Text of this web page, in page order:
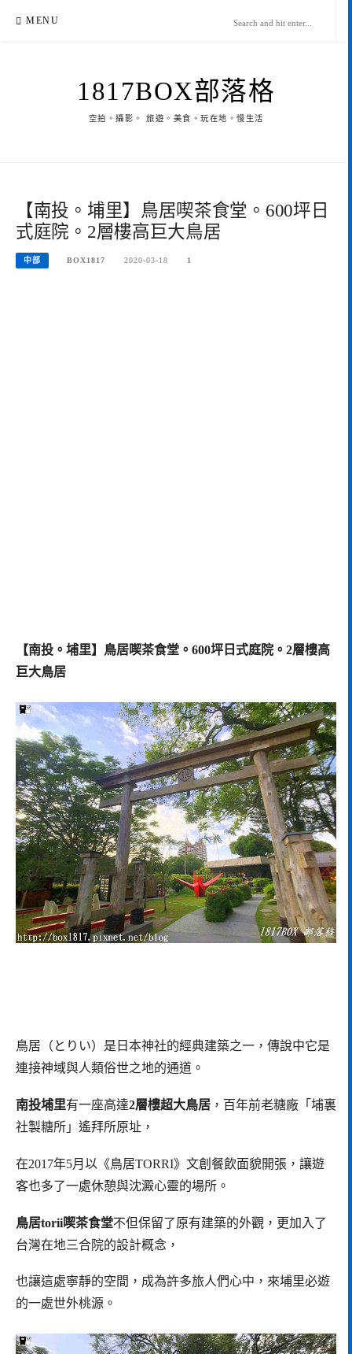
MENU
1817BOX部落格
空拍。攝影。 旅遊。美食。玩在地。慢生活
【南投。埔里】鳥居喫茶食堂。600坪日
式庭院。2層樓高巨大鳥居
中部 BOX1817 2020-03-18 1
【南投。埔里】鳥居喫茶食堂。600坪日式庭院。2層樓高
巨大鳥居
鳥居（とりい）是日本神社的經典建築之一，傳說中它是
連接神域與人類俗世之地的通道。
南投埔里有一座高達2層樓超大鳥居 ，百年前老糖廠「埔裏
社製糖所」遙拜所原址，
在2017年5月以《鳥居TORRI》文創餐飲面貌開張，讓遊
客也多了一處休憩與沈澱心靈的場所。
鳥居torii喫茶食堂不但保留了原有建築的外觀，更加入了
台灣在地三合院的設計概念，
也讓這處寧靜的空間，成為許多旅人們心中，來埔里必遊
的一處世外桃源。